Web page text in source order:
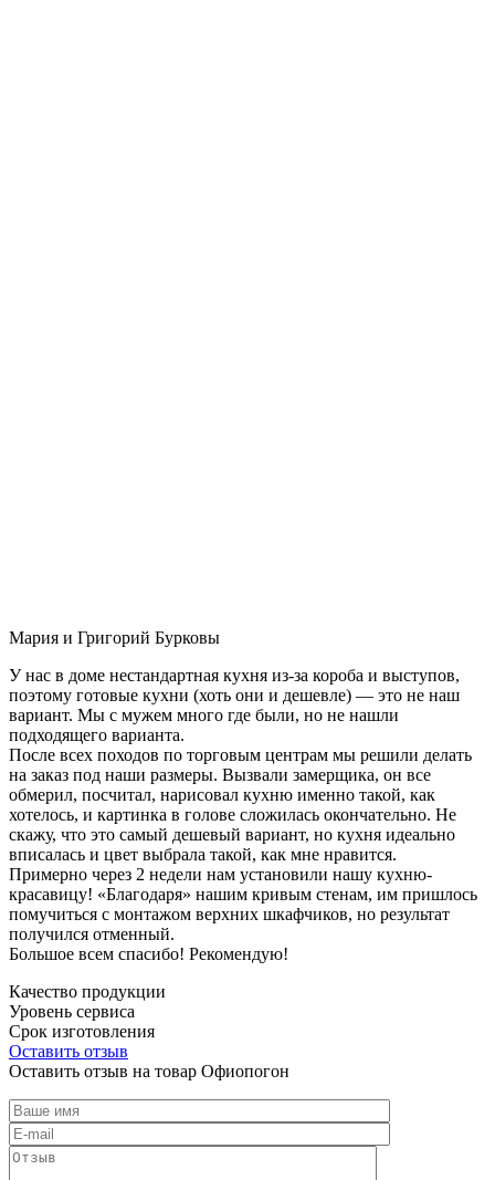
Мария и Григорий Бурковы
У нас в доме нестандартная кухня из-за короба и выступов,
поэтому готовые кухни (хоть они и дешевле) — это не наш
вариант. Мы с мужем много где были, но не нашли
подходящего варианта.
После всех походов по торговым центрам мы решили делать
на заказ под наши размеры. Вызвали замерщика, он все
обмерил, посчитал, нарисовал кухню именно такой, как
хотелось, и картинка в голове сложилась окончательно. Не
скажу, что это самый дешевый вариант, но кухня идеально
вписалась и цвет выбрала такой, как мне нравится.
Примерно через 2 недели нам установили нашу кухню-
красавицу! «Благодаря» нашим кривым стенам, им пришлось
помучиться с монтажом верхних шкафчиков, но результат
получился отменный.
Большое всем спасибо! Рекомендую!
Качество продукции
Уровень сервиса
Срок изготовления
Оставить отзыв
Оставить отзыв на товар Офиопогон